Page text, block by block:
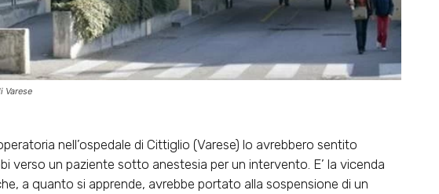
Varese
nell’ospedale di Cittiglio (Varese) lo avrebbero sentito
verso un paziente sotto anestesia per un intervento. E’ la vicenda
a quanto si apprende, avrebbe portato alla sospensione di un